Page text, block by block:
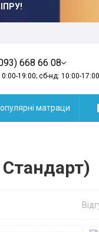
668 66 08
19:00; сб-нд: 10:00-17:00
матраци
Стандарт)